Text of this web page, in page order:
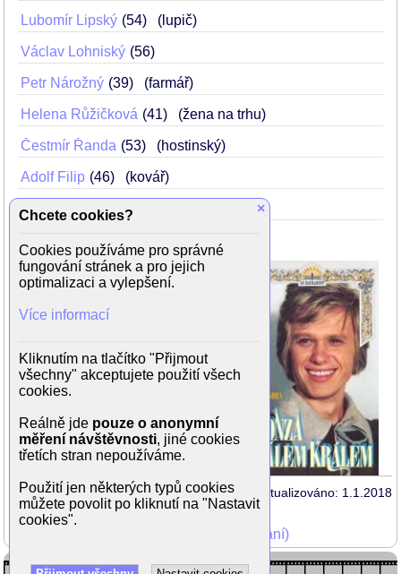
Lubomír Lipský 54 (lupič)
Václav Lohniský 56
Petr Nárožný 39 (farmář)
Helena Růžičková 41 (žena na trhu)
Čestmír Řanda 53 (hostinský)
Adolf Filip 46 (kovář)
Ivana Motyčková
Režie: Bořivoj Zeman
Scénář: Oldřich Kautský, Bořivoj
Kamera: Ivan Šlapeta
Aktualizováno: 1.1.2018
Mohli jste vidět v TV (zobrazit starší vysílání)
×
Chcete cookies?
Cookies používáme pro správné
fungování stránek a pro jejich
optimalizaci a vylepšení.
Více informací
Kliknutím na tlačítko "Přijmout
všechny" akceptujete použití všech
cookies.
Reálně jde pouze o anonymní
měření návštěvnosti, jiné cookies
třetích stran nepoužíváme.
Použití jen některých typů cookies
můžete povolit po kliknutí na "Nastavit
cookies".